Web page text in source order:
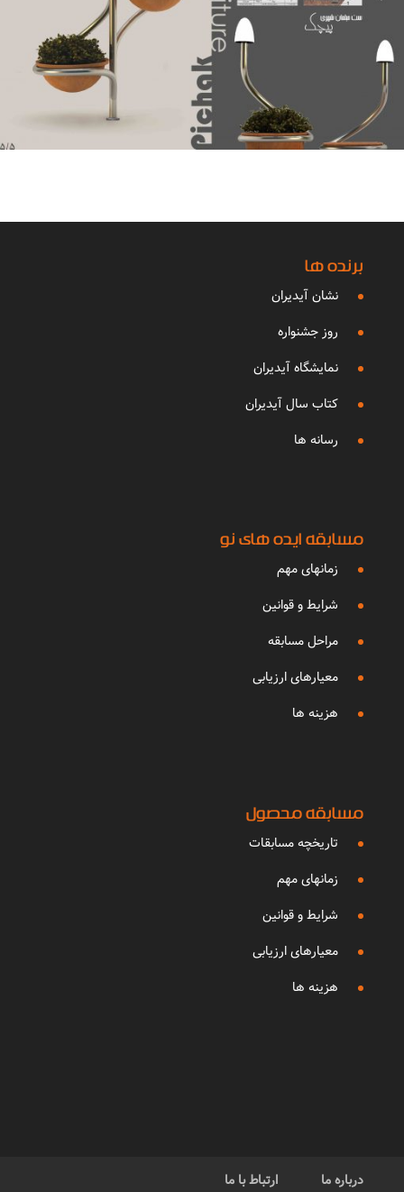
برنده ها
نشان آیدیران
روز جشنواره
نمایشگاه آیدیران
کتاب سال آیدیران
رسانه ها
مسابقه ایده های نو
زمانهای مهم
شرایط و قوانین
مراحل مسابقه
معیارهای ارزیابی
هزینه ها
مسابقه محصول
تاریخچه مسابقات
زمانهای مهم
شرایط و قوانین
معیارهای ارزیابی
هزینه ها
درباره ما
ارتباط با ما